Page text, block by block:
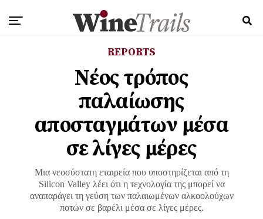
REPORTS
Νέος τρόπος
παλαίωσης
αποσταγμάτων μέσα
σε λίγες μέρες
Μια νεοσύστατη εταιρεία που υποστηρίζεται από τη
Silicon Valley λέει ότι η τεχνολογία της μπορεί να
αναπαράγει τη γεύση των παλαιωμένων αλκοολούχων
ποτών σε βαρέλι μέσα σε λίγες μέρες.